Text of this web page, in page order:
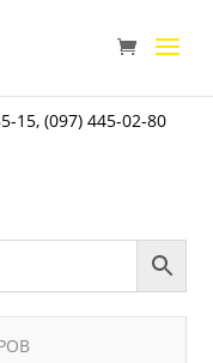
15,(097) 445-02-80